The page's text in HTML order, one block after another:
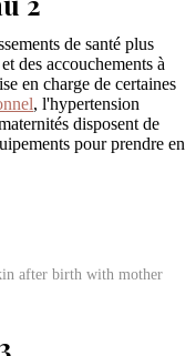
de santé plus
des accouchements à
en charge de certaines
, l'hypertension
disposent de
pour prendre en
after birth with mother